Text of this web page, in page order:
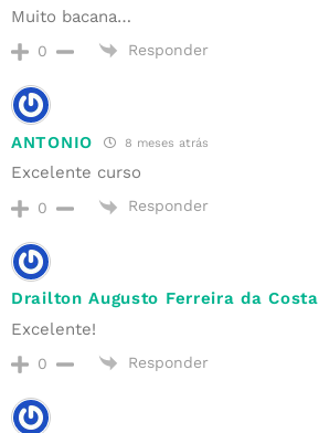
Muito bacana…
0 Responder
ANTONIO 8 meses atrás
Excelente curso
0 Responder
Drailton Augusto Ferreira da Costa
Excelente!
0 Responder